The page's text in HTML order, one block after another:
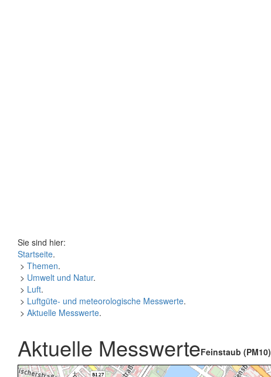
Sie sind hier:
Startseite.
> Themen.
> Umwelt und Natur.
> Luft.
> Luftgüte- und meteorologische Messwerte.
> Aktuelle Messwerte.
Aktuelle MesswerteFeinstaub (PM10)